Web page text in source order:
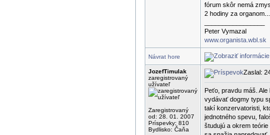
fórum skôr nemá
2 hodiny za organom...
Peter Vymazal
www.organista.wbl.sk
Návrat hore
JozefTimulak
zaregistrovaný
užívateľ
Zaregistrovaný
od: 28. 01. 2007
Príspevky: 810
Bydlisko: Čaňa
Zaslal:
Peťo, pravdu máš.
vydávať dogmy typu
takí konzervatoristi,
jednotného spevu,
študujú a okrem